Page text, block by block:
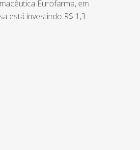
Eurofarma, em
está investindo R$ 1,3